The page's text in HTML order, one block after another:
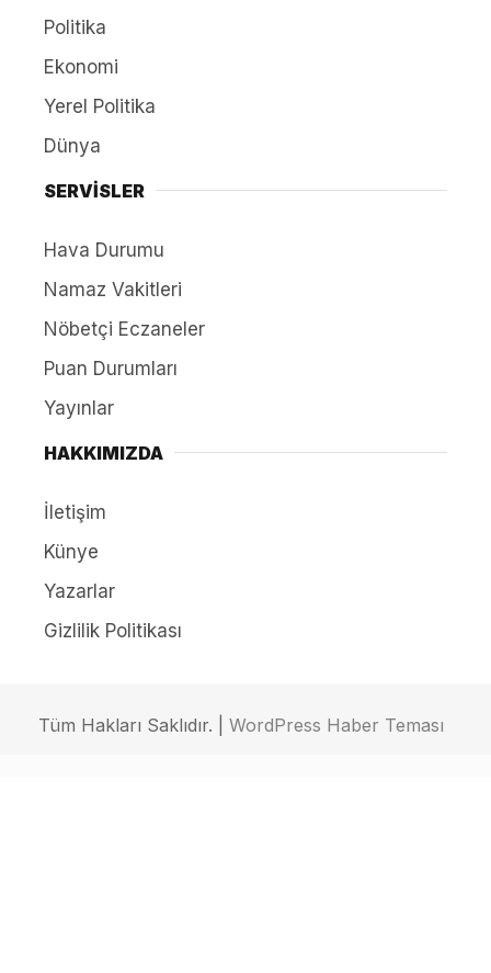
Politika
Ekonomi
Yerel Politika
Dünya
SERVİSLER
Hava Durumu
Namaz Vakitleri
Nöbetçi Eczaneler
Puan Durumları
Yayınlar
HAKKIMIZDA
İletişim
Künye
Yazarlar
Gizlilik Politikası
Tüm Hakları Saklıdır. | WordPress Haber Teması